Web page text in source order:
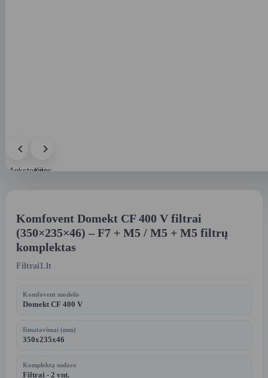
Ankstesnis
Kitas
Komfovent Domekt CF 400 V filtrai
(350×235×46) – F7 + M5 / M5 + M5 filtrų
komplektas
Filtrai1.lt
Komfovent modelis
Domekt CF 400 V
Išmatavimai (mm)
350x235x46
Komplektą sudaro
Filtrai - 2 vnt.